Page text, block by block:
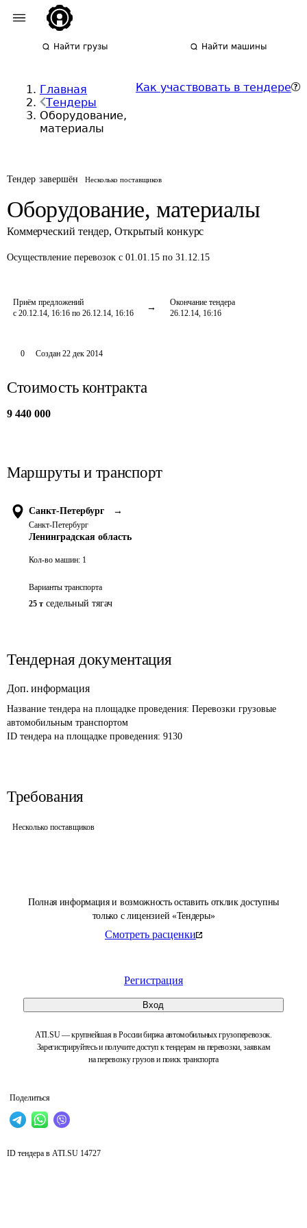
Найти грузы Найти машины
Главная
Тендеры
Оборудование,
материалы
Как участвовать в тендере
Тендер завершён Несколько поставщиков
Оборудование, материалы
Коммерческий тендер, Открытый конкурс
Осуществление перевозок с 01.01.15 по 31.12.15
Приём предложений
с 20.12.14, 16:16 по 26.12.14, 16:16
Окончание тендера
26.12.14, 16:16
Полная информация и возможность оставить отклик доступны
только с лицензией «Тендеры»
Смотреть расценки
Регистрация
Вход
ATI.SU — крупнейшая в России биржа автомобильных грузоперевозок.
Зарегистрируйтесь и получите доступ к тендерам на перевозки, заявкам
на перевозку грузов и поиск транспорта
Поделиться
0 Создан 22 дек 2014
Стоимость контракта
9 440 000
Маршруты и транспорт
Санкт-Петербург →
Санкт-Петербург
Ленинградская область
Кол-во машин: 1
Варианты транспорта
25 т седельный тягач
Тендерная документация
Доп. информация
Название тендера на площадке проведения: Перевозки грузовые
автомобильным транспортом
ID тендера на площадке проведения: 9130
Требования
Несколько поставщиков
ID тендера в ATI.SU 14727